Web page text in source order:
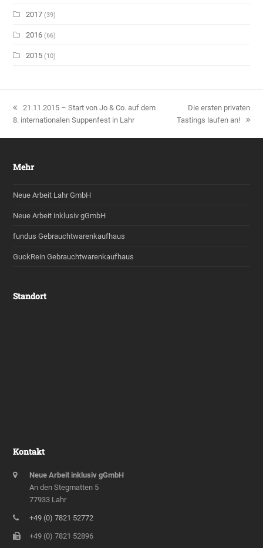
2017(39)
2016(66)
2015(10)
vorheriger
Beitrag:
21.11.2015 – Start von Jo & Co. auf dem
8. internationalen Suppenfest in Lahr
Nächster
Beitrag:
Die ersten privaten
Tastings laufen an!
Mehr
Neue Arbeit Lahr GmbH
Neue Arbeit inklusiv gGmbH
fundus Gebrauchtwarenkaufhaus
GuckRein Gebrauchtwarenkaufhaus
Standort
Kontakt
Neue Arbeit inklusiv gGmbH
An den Stegmatten 5
77933 Lahr
+49 (0) 7821 52772
+49 (0) 7821 52896